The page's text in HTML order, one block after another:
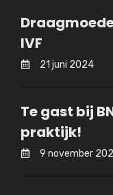
IVF
21 juni 2024
Te gast bij
praktijk!
9 november